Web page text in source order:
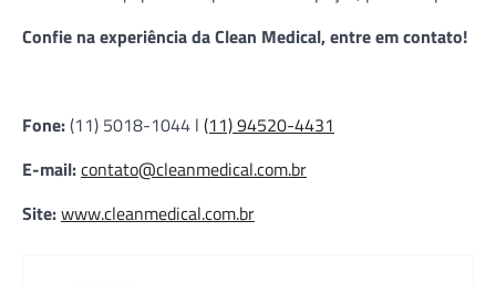
Confie na experiência da Clean Medical, entre em contato!
Fone:(11) 5018-1044 l (11) 94520-4431
E-mail:contato@cleanmedical.com.br
Site:www.cleanmedical.com.br